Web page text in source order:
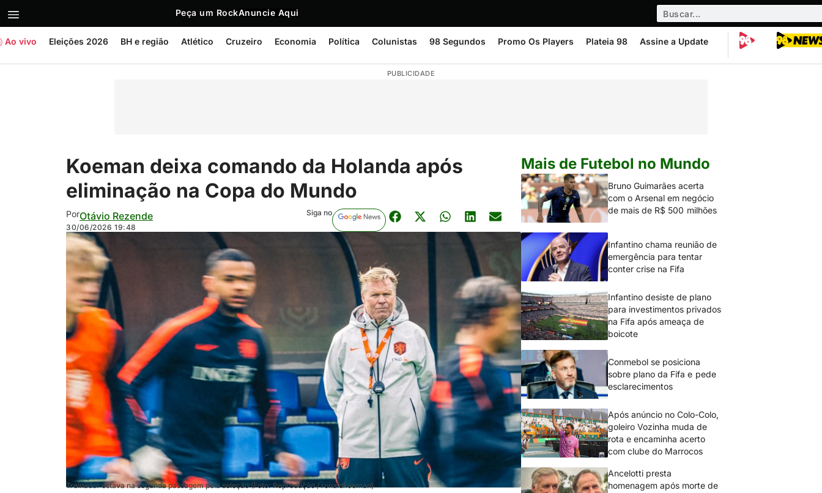
Peça um RockAnuncie Aqui
Ao vivo Eleições 2026 BH e região Atlético Cruzeiro Economia Política Colunistas 98 Segundos Promo Os Players Plateia 98 Assine a Update
PUBLICIDADE
Koeman deixa comando da Holanda após
eliminação na Copa do Mundo
PorOtávio Rezende
30/06/2026 19:48
Siga no
Treinador estava na segunda passagem pela seleção (Foto: Reprodução / ronaldkoeman)
Mais de Futebol no Mundo
Bruno Guimarães acerta
com o Arsenal em negócio
de mais de R$ 500 milhões
Infantino chama reunião de
emergência para tentar
conter crise na Fifa
Infantino desiste de plano
para investimentos privados
na Fifa após ameaça de
boicote
Conmebol se posiciona
sobre plano da Fifa e pede
esclarecimentos
Após anúncio no Colo-Colo,
goleiro Vozinha muda de
rota e encaminha acerto
com clube do Marrocos
Ancelotti presta
homenagem após morte de